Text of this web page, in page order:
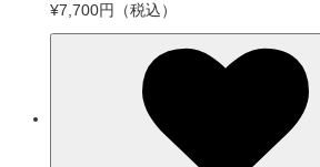
¥7,700円
（税込）